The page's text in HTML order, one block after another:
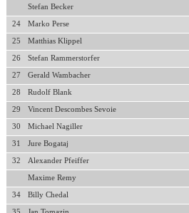
Stefan Becker
24 Marko Perse
25 Matthias Klippel
26 Stefan Rammerstorfer
27 Gerald Wambacher
28 Rudolf Blank
29 Vincent Descombes Sevoie
30 Michael Nagiller
31 Jure Bogataj
32 Alexander Pfeiffer
Maxime Remy
34 Billy Chedal